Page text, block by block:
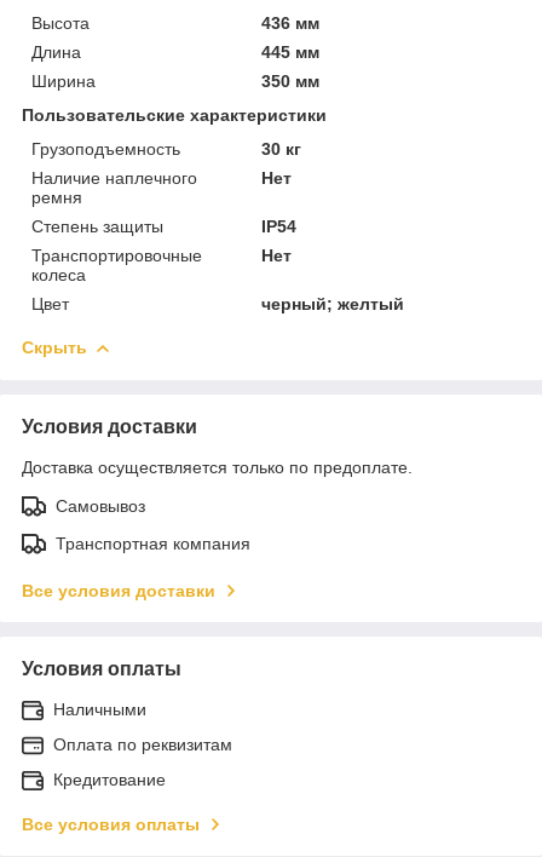
Высота
436 мм
Длина
445 мм
Ширина
350 мм
Пользовательские характеристики
Грузоподъемность
30 кг
Наличие наплечного
ремня
Нет
Степень защиты
IP54
Транспортировочные
колеса
Нет
Цвет черный; желтый
Скрыть
Условия доставки
Доставка осуществляется только по предоплате.
Самовывоз
Транспортная компания
Все условия доставки
Условия оплаты
Наличными
Оплата по реквизитам
Кредитование
Все условия оплаты